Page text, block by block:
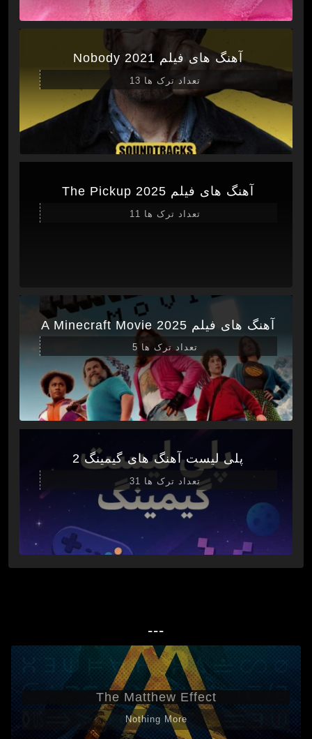
آهنگ های فیلم Nobody 2021
تعداد ترک ها 13
آهنگ های فیلم The Pickup 2025
تعداد ترک ها 11
آهنگ های فیلم A Minecraft Movie 2025
تعداد ترک ها 5
پلی لیست آهنگ های گیمینگ 2
تعداد ترک ها 31
---
The Matthew Effect
Nothing More